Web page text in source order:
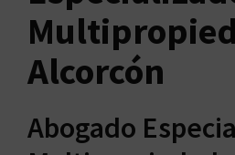
Alcorcón
Abogado